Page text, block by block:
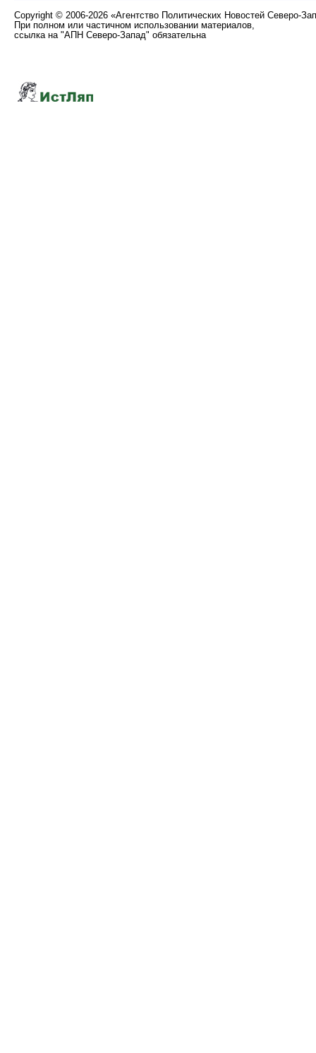
Copyright © 2006-2026 «Агентство Политических Новостей Северо-
При полном или частичном использовании материалов,
ссылка на "АПН Северо-Запад" обязательна